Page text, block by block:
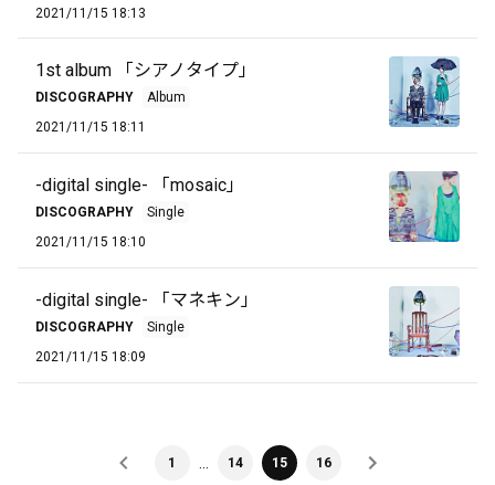
2021/11/15 18:13
1st album 「シアノタイプ」
DISCOGRAPHY
Album
2021/11/15 18:11
-digital single- 「mosaic」
DISCOGRAPHY
Single
2021/11/15 18:10
-digital single- 「マネキン」
DISCOGRAPHY
Single
2021/11/15 18:09
1 14 15 16